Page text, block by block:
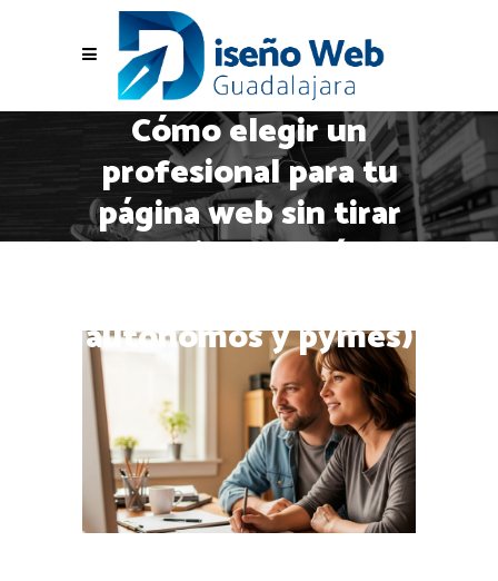
Cómo elegir un
profesional para tu
página web sin tirar
el dinero (guía
autónomos y pymes)